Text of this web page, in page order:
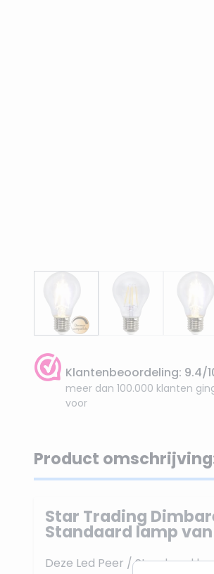
Klantenbeoordeling: 9.4/
meer dan 100.000 klanten
voor
Product
Star Trading
Standaard lamp
Deze Led Peer / Standaard